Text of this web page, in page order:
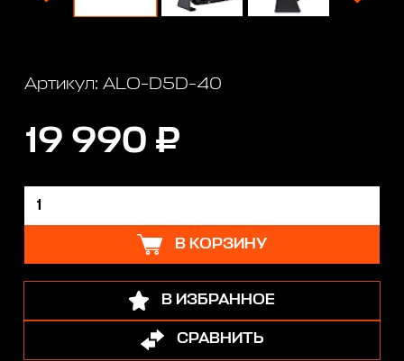
Артикул: ALO-D5D-40
19 990 ₽
В КОРЗИНУ
В ИЗБРАННОЕ
СРАВНИТЬ